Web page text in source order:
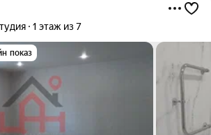
1 этаж из 7
показ